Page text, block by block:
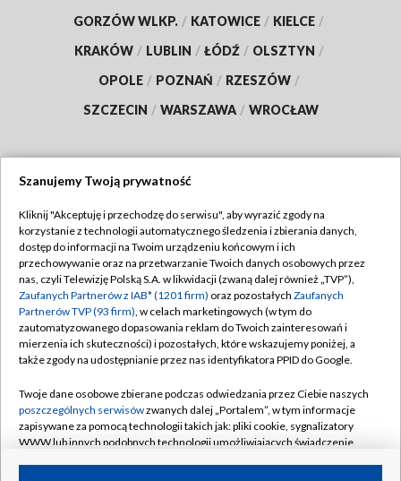
GORZÓW WLKP. / KATOWICE / KIELCE /
KRAKÓW / LUBLIN / ŁÓDŹ / OLSZTYN /
OPOLE / POZNAŃ / RZESZÓW /
SZCZECIN / WARSZAWA / WROCŁAW
TVP
Abonament TVP
Emisja w TVP
Centrum informacji TVP
Naziemna Telewizja Cyfrowa
Rada Programowa
System NOS
Informacje o nadawcy
Regulamin TVP
Polityka prywatności
Moje zgody
Pomoc
Kontakt
Kanały
Szanujemy Twoją prywatność
Kliknij "Akceptuję i przechodzę do serwisu", aby wyrazić zgody na
korzystanie z technologii automatycznego śledzenia i zbierania danych,
dostęp do informacji na Twoim urządzeniu końcowym i ich
przechowywanie oraz na przetwarzanie Twoich danych osobowych przez
nas, czyli Telewizję Polską S.A. w likwidacji (zwaną dalej również „TVP”),
Zaufanych Partnerów z IAB* (1201 firm) oraz pozostałych Zaufanych
Partnerów TVP (93 firm), w celach marketingowych (w tym do
zautomatyzowanego dopasowania reklam do Twoich zainteresowań i
mierzenia ich skuteczności) i pozostałych, które wskazujemy poniżej, a
także zgody na udostępnianie przez nas identyfikatora PPID do Google.
Twoje dane osobowe zbierane podczas odwiedzania przez Ciebie naszych
poszczególnych serwisówzwanych dalej „Portalem”, w tym informacje
zapisywane za pomocą technologii takich jak: pliki cookie, sygnalizatory
WWW lub innych podobnych technologii umożliwiających świadczenie